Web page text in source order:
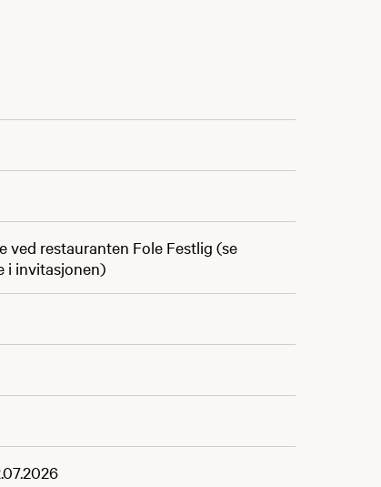
ved restauranten Fole Festlig (se
i invitasjonen)